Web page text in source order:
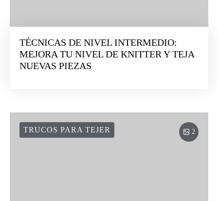
TÉCNICAS DE NIVEL INTERMEDIO:
MEJORA TU NIVEL DE KNITTER Y TEJA
NUEVAS PIEZAS
2
TRUCOS PARA TEJER